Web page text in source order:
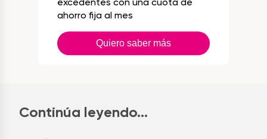
ahorro fija al mes
Quiero saber más
Continúa leyendo...